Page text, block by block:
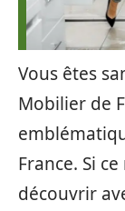
Vous êtes
Mobilier de
France. Si
découvrir